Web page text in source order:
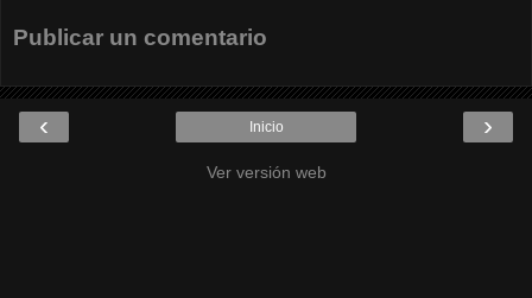
Publicar un comentario
‹ ›
Inicio
Ver versión web